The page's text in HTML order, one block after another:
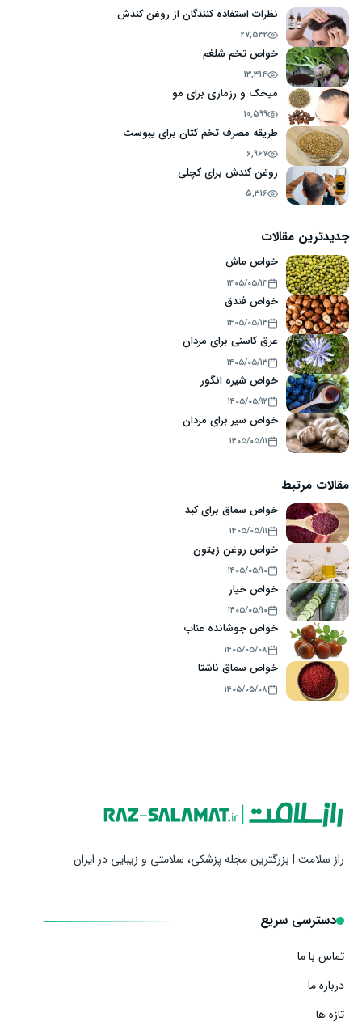
نظرات استفاده کنندگان از روغن کندش
27,532
خواص تخم شلغم
13,314
میخک و رزماری برای مو
10,599
طریقه مصرف تخم کتان برای یبوست
6,967
روغن کندش برای کچلی
5,316
جدیدترین مقالات
خواص ماش
۱۴۰۵/۰۵/۱۴
خواص فندق
۱۴۰۵/۰۵/۱۳
عرق کاسنی برای مردان
۱۴۰۵/۰۵/۱۳
خواص شیره انگور
۱۴۰۵/۰۵/۱۲
خواص سیر برای مردان
۱۴۰۵/۰۵/۱۱
مقالات مرتبط
خواص سماق برای کبد
۱۴۰۵/۰۵/۱۱
خواص روغن زیتون
۱۴۰۵/۰۵/۱۰
خواص خیار
۱۴۰۵/۰۵/۱۰
خواص جوشانده عناب
۱۴۰۵/۰۵/۰۸
خواص سماق ناشتا
۱۴۰۵/۰۵/۰۸
راز سلامت | بزرگترین مجله پزشکی، سلامتی و زیبایی در ایران
دسترسی سریع
تماس با ما
درباره ما
تازه ها